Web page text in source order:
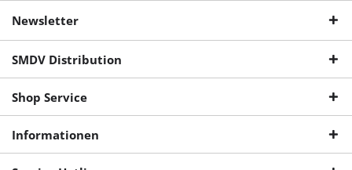
Newsletter
SMDV Distribution
Shop Service
Informationen